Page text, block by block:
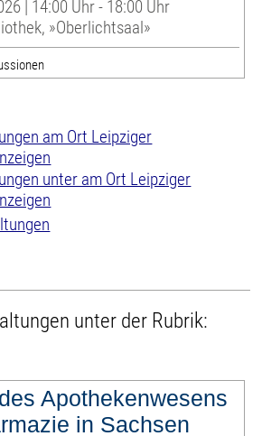
| 14:00 Uhr - 18:00 Uhr
»Oberlichtsaal»
unter der Rubrik:
Apothekenwesens
in Sachsen